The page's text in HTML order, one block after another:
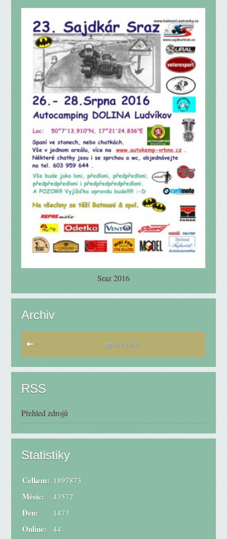
Sraz 2016
Archiv
srpen / 2026
RSS
Přehled zdrojů
Statistiky
Online: 44
Celkem: 1897873
Měsíc: 43572
Den: 1473